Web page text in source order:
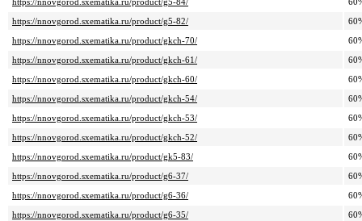
https://nnovgorod.sxematika.ru/product/g5-84/
https://nnovgorod.sxematika.ru/product/g5-82/
https://nnovgorod.sxematika.ru/product/gkch-70/
https://nnovgorod.sxematika.ru/product/gkch-61/
https://nnovgorod.sxematika.ru/product/gkch-60/
https://nnovgorod.sxematika.ru/product/gkch-54/
https://nnovgorod.sxematika.ru/product/gkch-53/
https://nnovgorod.sxematika.ru/product/gkch-52/
https://nnovgorod.sxematika.ru/product/gk5-83/
https://nnovgorod.sxematika.ru/product/g6-37/
https://nnovgorod.sxematika.ru/product/g6-36/
https://nnovgorod.sxematika.ru/product/g6-35/